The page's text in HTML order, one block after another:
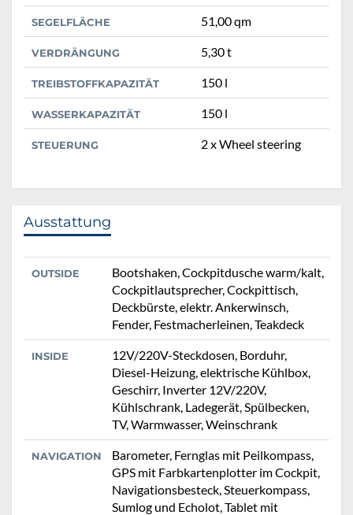
SEGELFLÄCHE 51,00 qm
VERDRÄNGUNG 5,30 t
TREIBSTOFFKAPAZITÄT 150 l
WASSERKAPAZITÄT 150 l
STEUERUNG 2 x Wheel steering
Ausstattung
OUTSIDE
Bootshaken, Cockpitdusche warm/kalt,
Cockpitlautsprecher, Cockpittisch,
Deckbürste, elektr. Ankerwinsch,
Fender, Festmacherleinen, Teakdeck
INSIDE
12V/220V-Steckdosen, Borduhr,
Diesel-Heizung, elektrische Kühlbox,
Geschirr, Inverter 12V/220V,
Kühlschrank, Ladegerät, Spülbecken,
TV, Warmwasser, Weinschrank
NAVIGATION
Barometer, Fernglas mit Peilkompass,
GPS mit Farbkartenplotter im Cockpit,
Navigationsbesteck, Steuerkompass,
Sumlog und Echolot, Tablet mit